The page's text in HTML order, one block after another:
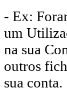
- Ex:
um
na sua
outros
sua conta.